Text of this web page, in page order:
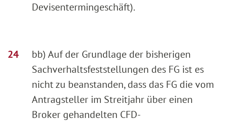
Devisentermingeschäft).
bb) Auf der Grundlage der bisherigen
Sachverhaltsfeststellungen des FG ist es
nicht zu beanstanden, dass das FG die vom
Antragsteller im Streitjahr über einen
Broker gehandelten CFD-